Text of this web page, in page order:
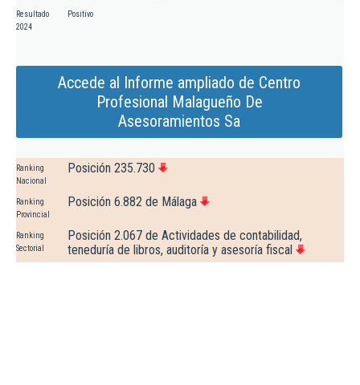
Resultado
2024
Positivo
Accede al Informe ampliado de Centro
Profesional Malagueño De
Asesoramientos Sa
Ranking
Nacional
Posición 235.730
Ranking
Provincial
Posición 6.882 de Málaga
Ranking
Sectorial
Posición 2.067 de Actividades de contabilidad,
teneduría de libros, auditoría y asesoría fiscal